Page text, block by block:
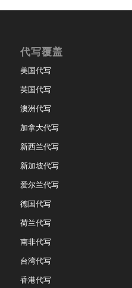
代写覆盖
美国代写
英国代写
澳洲代写
加拿大代写
新西兰代写
新加坡代写
爱尔兰代写
德国代写
荷兰代写
南非代写
台湾代写
香港代写